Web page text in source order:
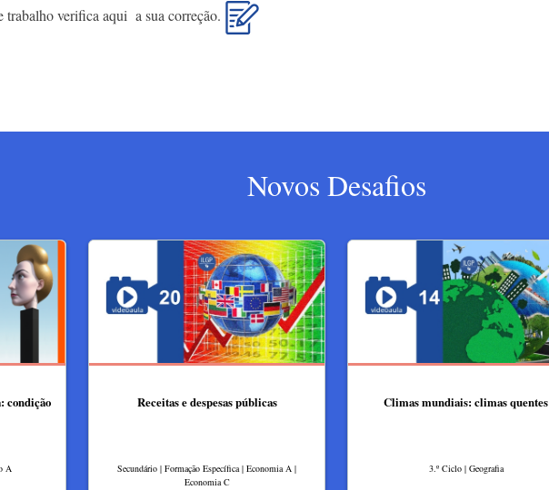
trabalho verifica aqui a sua correção.
Novos Desafios
condição
A
Receitas e despesas públicas
Secundário | Formação Específica | Economia A |
Economia C
Climas mundiais: climas quentes
3.º Ciclo | Geografia